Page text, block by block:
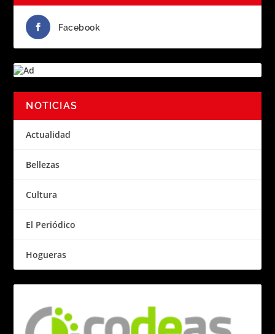
Facebook
NOTICIAS
Actualidad
Bellezas
Cultura
El Periódico
Hogueras